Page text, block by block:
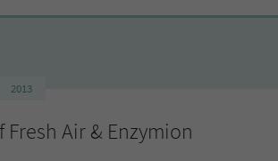
2013
Fresh Air & Enzymion